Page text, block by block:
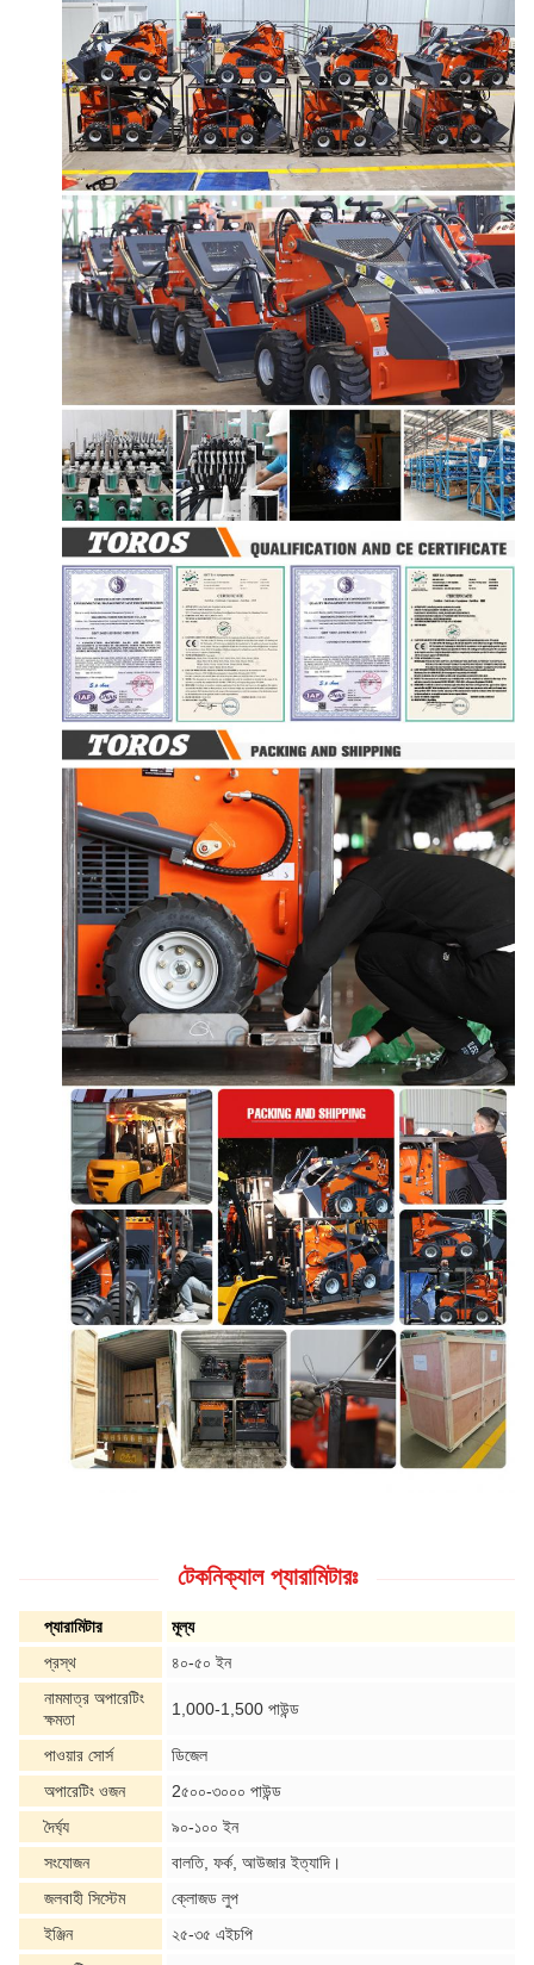
টেকনিক্যাল প্যারামিটারঃ
প্যারামিটার
মূল্য
প্রস্থ
৪০-৫০ ইন
নামমাত্র অপারেটিং
ক্ষমতা
1,000-1,500 পাউন্ড
পাওয়ার সোর্স
ডিজেল
অপারেটিং ওজন
2৫০০-৩০০০ পাউন্ড
দৈর্ঘ্য
৯০-১০০ ইন
সংযোজন
বালতি, ফর্ক, আউজার ইত্যাদি।
জলবাহী সিস্টেম
ক্লোজড লুপ
ইঞ্জিন
২৫-৩৫ এইচপি